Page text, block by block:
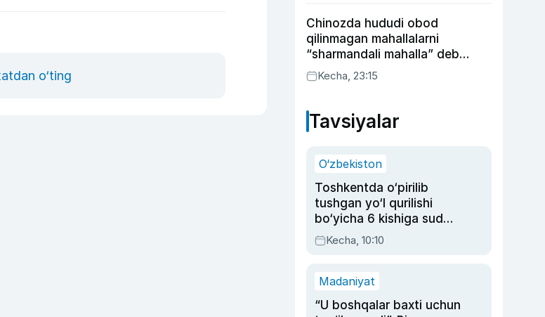
o‘ting
Chinozda hududi obod
qilinmagan mahallalarni
“sharmandali mahalla” deb
belgilash boshlandi
Kecha, 23:15
Tavsiyalar
O‘zbekiston
Toshkentda o‘pirilib
tushgan yo‘l qurilishi
bo‘yicha 6 kishiga sud
hukmi o‘qildi
Kecha, 10:10
Madaniyat
“U boshqalar baxti uchun